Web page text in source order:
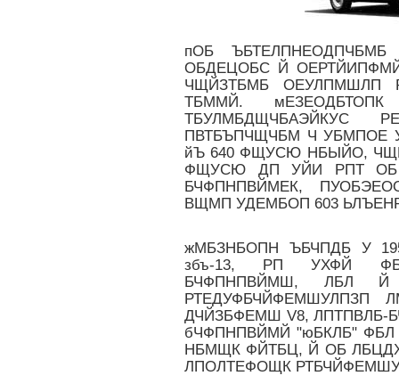
пОБ
ОБДЕЦОБС Й
ЧЩЙЗТБМБ ОЕУЛПМШЛП
ТБММЙ.
ТБУЛМБДЩЧБАЭЙКУС
ПВТБЪПЧЩЧБМ Ч УБМПОЕ
йЪ 640 ФЩУСЮ НБЫЙО,
ФЩУСЮ ДП УЙИ РПТ ОБ
БЧФПНПВЙМЕК,
ВЩМП УДЕМБОП 603
жМБЗНБОПН ЪБЧПДБ У
збъ-13, РП УХФЙ
БЧФПНПВЙМШ, ЛБЛ
РТЕДУФБЧЙФЕМШУЛПЗП
ДЧЙЗБФЕМШ V8, ЛПТПВЛБ-
бЧФПНПВЙМЙ "юБКЛБ"
НБМЩК ФЙТБЦ, Й ОБ
ЛПОЛТЕФОЩК